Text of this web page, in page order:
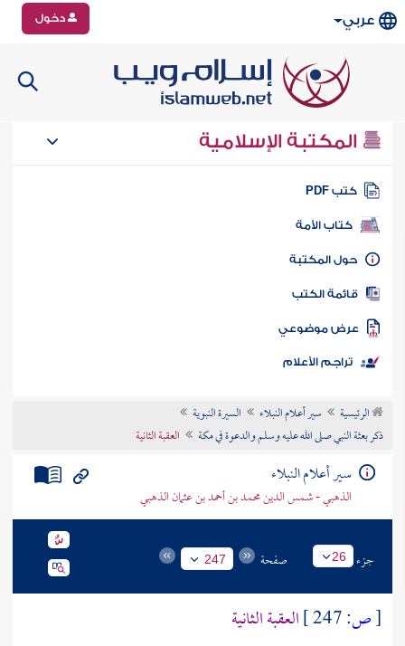
عربي دخول
المكتبة الإسلامية
كتب PDF
كتاب الأمة
المكتبة
الكتب
موضوعي
تراجم الأعلام
الرئيسية سير أعلام النبلاء
السيرة النبوية
ذكر بعثة النبي صلى الله عليه وسلم والدعوة في مكة
العقبة الثانية
سير أعلام النبلاء
الذهبي - شمس الدين محمد بن أحمد بن عثمان الذهبي
جزء 26 صفحة 247
[ص:
العقبة الثانية